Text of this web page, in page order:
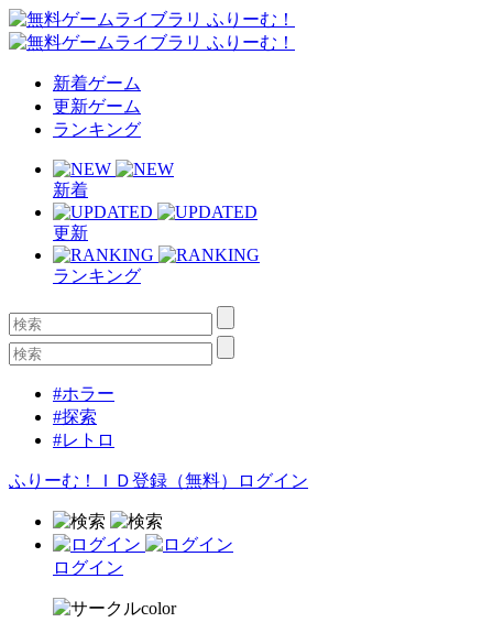
新着ゲーム
更新ゲーム
ランキング
新着
更新
ランキング
#ホラー
#探索
#レトロ
ふりーむ！ＩＤ登録（無料） ログイン
ログイン